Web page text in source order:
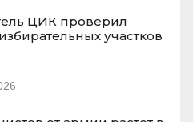
ЦИК проверил
участков